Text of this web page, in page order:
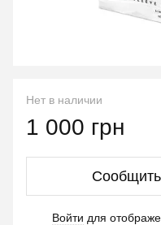
Нет в наличии
1 000 грн
Войти для